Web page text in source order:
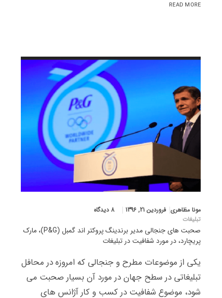
READ MORE
مونا مظاهری فروردین 21, 1396
8 دیدگاه
تبلیغات
صحبت های جنجالی مدیر برندینگ پروکتر اند گمبل (P&G)، مارک
پریچارد، در مورد شفافیت در تبلیغات
یکی از موضوعات مطرح و جنجالی که امروزه در محافل
تبلیغاتی در سطح جهان در مورد آن بسیار صحبت می
شود، موضوع شفافیت در کسب و کار آژانس های